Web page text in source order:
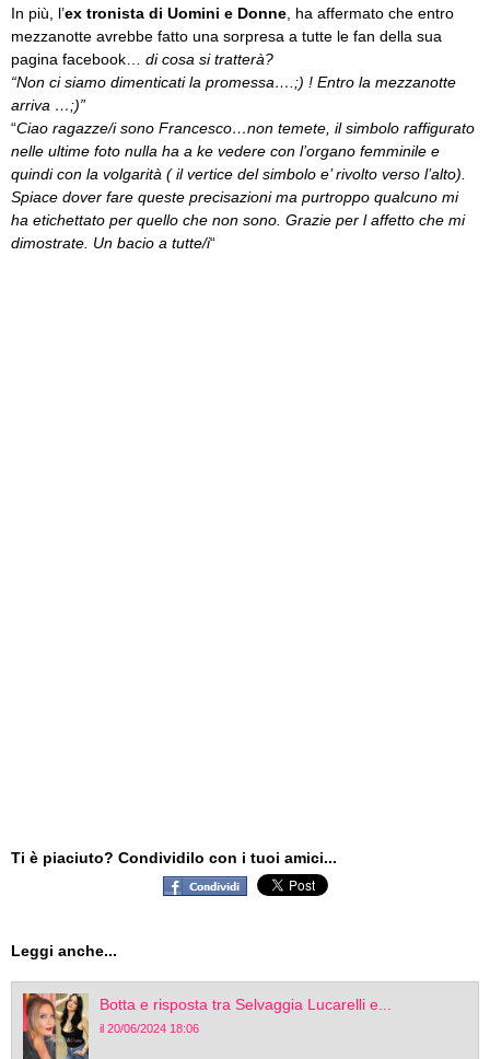
In più, l’ex tronista di Uomini e Donne , ha affermato che entro
mezzanotte avrebbe fatto una sorpresa a tutte le fan della sua
pagina facebook…
di cosa si tratterà?
“Non ci siamo dimenticati la promessa….;) ! Entro la mezzanotte
arriva …;)”
“Ciao ragazze/i sono Francesco…non temete, il simbolo raffigurato
nelle ultime foto nulla ha a ke vedere con l’organo femminile e
quindi con la volgarità ( il vertice del simbolo e’ rivolto verso l’alto).
Spiace dover fare queste precisazioni ma purtroppo qualcuno mi
ha etichettato per quello che non sono. Grazie per l affetto che mi
dimostrate. Un bacio a tutte/i“
Ti è piaciuto? Condividilo con i tuoi amici...
Leggi anche...
Botta e risposta tra Selvaggia Lucarelli e...
il 20/06/2024 18:06